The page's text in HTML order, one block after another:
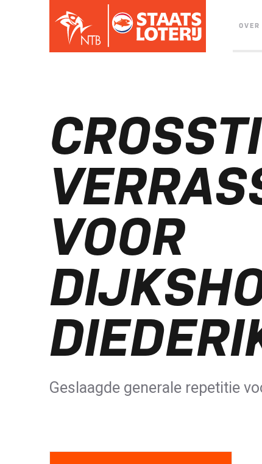
VOOR
Geslaagde generale repetitie